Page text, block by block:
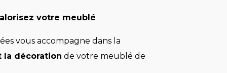
votre meublé
vous accompagne dans la
la décoration de votre meublé de